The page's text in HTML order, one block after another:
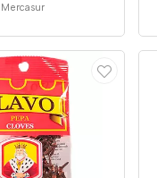
Mercasur